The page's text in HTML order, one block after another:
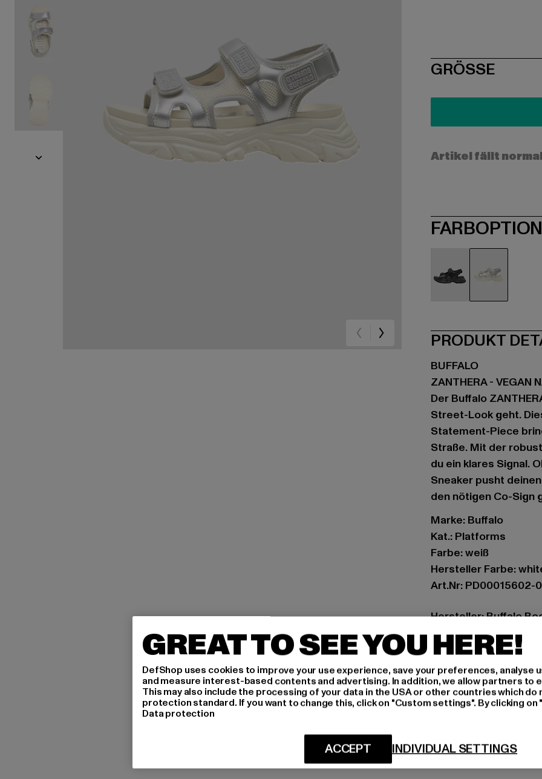
SIZE
GRÖSSE
Artikel fällt
PRODUKT
BUFFALO
ZANTHERA - VEGAN
Der Buffalo
Street-Look geht.
Statement-Piece
Straße. Mit der
du ein klares Signal.
Sneaker pusht
den nötigen Co-Sign
Marke: Buffalo
Kat.: Platforms
Farbe: weiß
Hersteller Farbe:
Art.Nr: PD00015602-
Hersteller: Buffalo
Schanzenstraße 41 |
GRÖSSE
GREAT TO SEE YOU HERE!
DefShop uses cookies to improve your use experience, save your preferences, analyse
and measure interest-based contents and advertising. In addition, we allow partners to
This may also include the processing of your data in the USA or other countries which do
protection standard. If you want to change this, click on "Custom settings". By clicking
Data protection
INDIVIDUAL SETTINGS
ACCEPT